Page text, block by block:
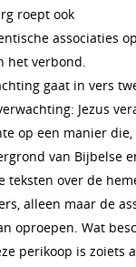
roept ook
associaties
het verbond.
gaat in vers
Jezus
op een manier die,
van Bijbelse
teksten over de
alleen maar de
oproepen. Wat
perikoop is zoiets